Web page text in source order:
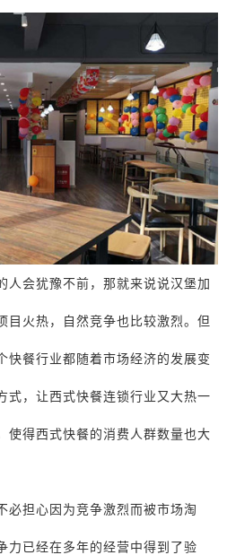
人会犹豫不前，那就来说说汉堡加
目火热，自然竞争也比较激烈。但
快餐行业都随着市场经济的发展变
式，让西式快餐连锁行业又大热一
使得西式快餐的消费人群数量也大
必担心因为竞争激烈而被市场淘
力已经在多年的经营中得到了验